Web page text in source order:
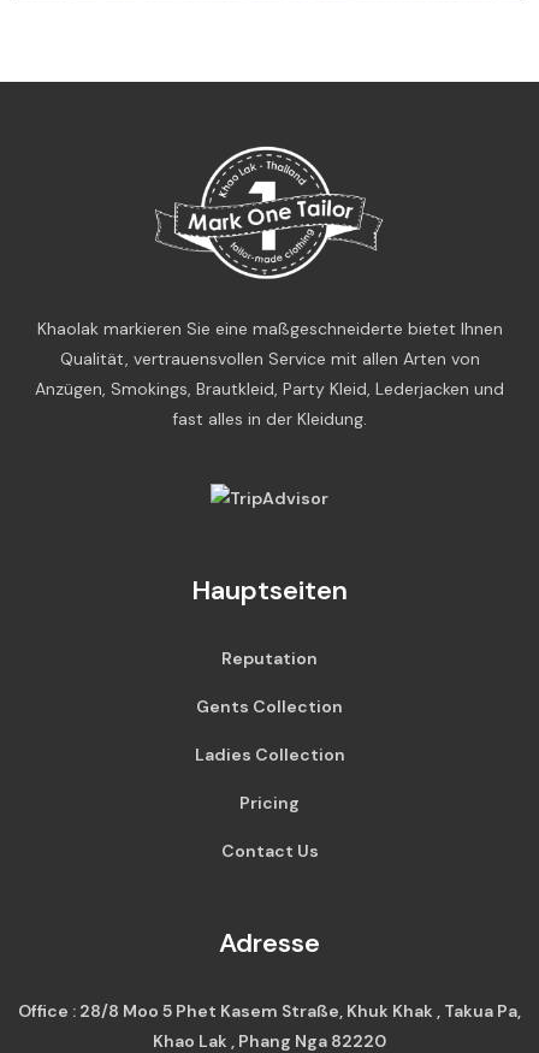
Khaolak markieren Sie eine maßgeschneiderte bietet Ihnen
Qualität, vertrauensvollen Service mit allen Arten von
Anzügen, Smokings, Brautkleid, Party Kleid, Lederjacken und
fast alles in der Kleidung.
Hauptseiten
Reputation
Gents Collection
Ladies Collection
Pricing
Contact Us
Adresse
Office : 28/8 Moo 5 Phet Kasem Straße, Khuk Khak , Takua Pa,
Khao Lak , Phang Nga 82220